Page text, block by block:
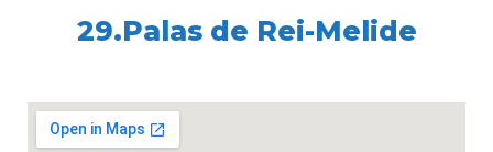
29.Palas de Rei-Melide